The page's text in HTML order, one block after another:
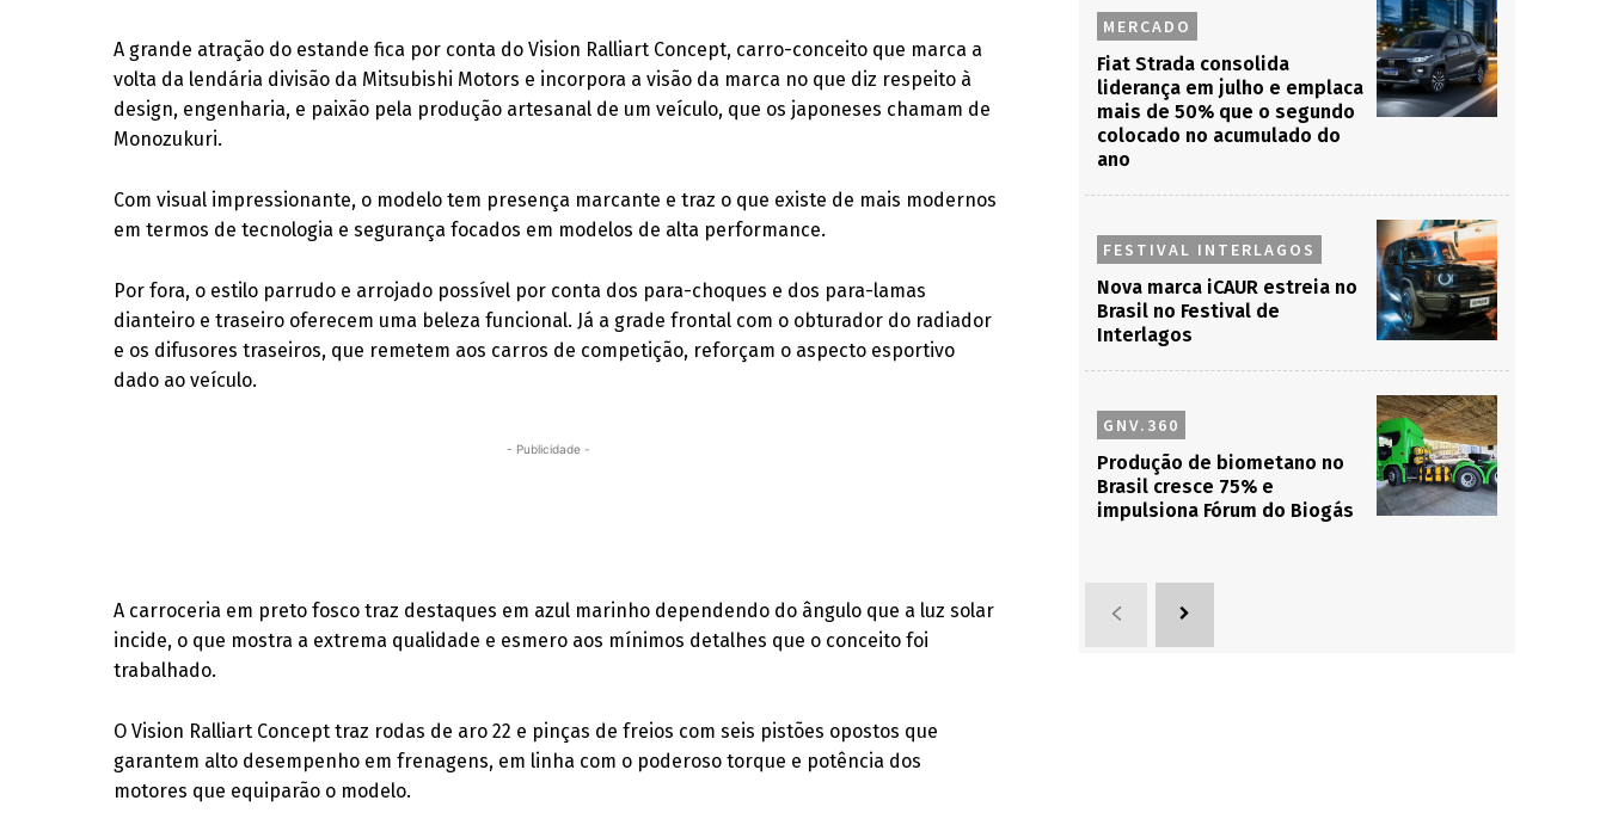
A grande atração do estande fica por conta do Vision Ralliart Concept, carro-conceito que marca a
volta da lendária divisão da Mitsubishi Motors e incorpora a visão da marca no que diz respeito à
design, engenharia, e paixão pela produção artesanal de um veículo, que os japoneses chamam de
Monozukuri.
Com visual impressionante, o modelo tem presença marcante e traz o que existe de mais modernos
em termos de tecnologia e segurança focados em modelos de alta performance.
Por fora, o estilo parrudo e arrojado possível por conta dos para-choques e dos para-lamas
dianteiro e traseiro oferecem uma beleza funcional. Já a grade frontal com o obturador do radiador
e os difusores traseiros, que remetem aos carros de competição, reforçam o aspecto esportivo
dado ao veículo.
- Publicidade -
A carroceria em preto fosco traz destaques em azul marinho dependendo do ângulo que a luz solar
incide, o que mostra a extrema qualidade e esmero aos mínimos detalhes que o conceito foi
trabalhado.
O Vision Ralliart Concept traz rodas de aro 22 e pinças de freios com seis pistões opostos que
garantem alto desempenho em frenagens, em linha com o poderoso torque e potência dos
motores que equiparão o modelo.
MERCADO
Fiat Strada consolida
liderança em julho e emplaca
mais de 50% que o segundo
colocado no acumulado do
ano
FESTIVAL INTERLAGOS
Nova marca iCAUR estreia no
Brasil no Festival de
Interlagos
GNV.360
Produção de biometano no
Brasil cresce 75% e
impulsiona Fórum do Biogás